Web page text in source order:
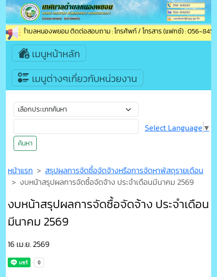
บาลตำบลหนองพยอม ติดต่อสอบถาม : โทรศัพท์ / โทรสาร (แฟกซ์) : 056-
เมนูหน้าหลัก
เมนูต่างๆเกี่ยวกับหน่วยงาน
ค้นหา
Select Language ▼
หน้าแรก
สรุปผลการจัดซื้อจัดจ้างหรือการจัดหาพัสดุรายเดือน
งบหน้าสรุปผลการจัดซื้อจัดจ้าง ประจำเดือนมีนาคม 2569
งบหน้าสรุปผลการจัดซื้อจัดจ้าง ประจำเดือน
มีนาคม 2569
16 เม.ย. 2569